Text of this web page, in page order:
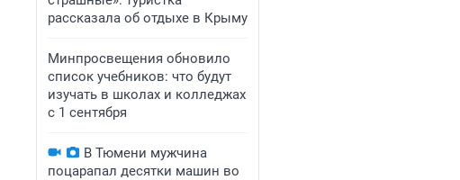
рассказала об отдыхе в Крыму
Минпросвещения обновило
список учебников: что будут
изучать в школах и колледжах
с 1 сентября
В Тюмени мужчина
поцарапал десятки машин во